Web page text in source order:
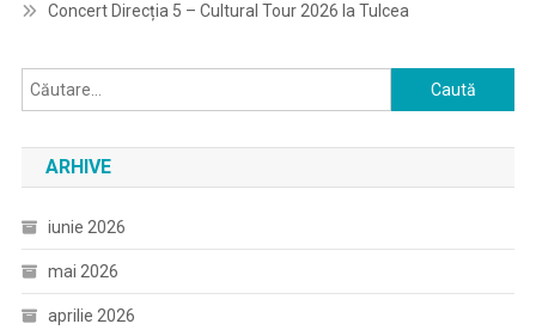
Concert Direcția 5 – Cultural Tour 2026 la Tulcea
Caută
după:
ARHIVE
iunie 2026
mai 2026
aprilie 2026